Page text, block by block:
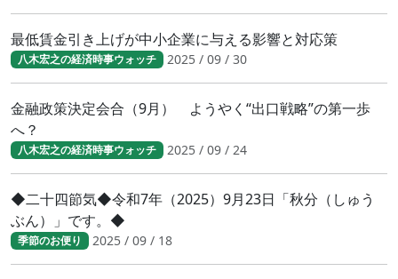
最低賃金引き上げが中小企業に与える影響と対応策
八木宏之の経済時事ウォッチ 2025 / 09 / 30
金融政策決定会合（9月） ようやく“出口戦略”の第一歩
へ？
八木宏之の経済時事ウォッチ 2025 / 09 / 24
◆二十四節気◆令和7年（2025）9月23日「秋分（しゅう
ぶん）」です。◆
季節のお便り 2025 / 09 / 18